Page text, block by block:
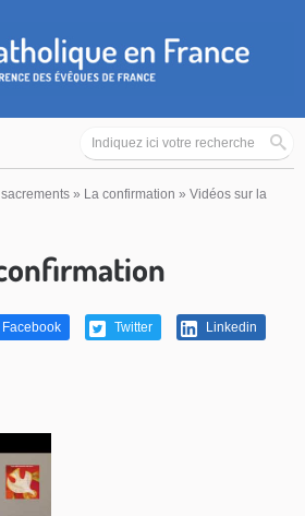
sacrements » La confirmation » Vidéos sur la
Facebook Twitter Linkedin